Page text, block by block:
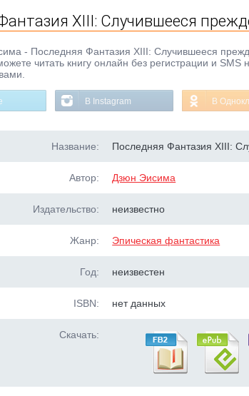
XIII: Случившееся
- Последняя Фантазия XIII: Случившееся
читать книгу онлайн без регистрации и SMS
В Instagram В
Название: Последняя Фантазия XIII:
Автор: Дзюн Эисима
Издательство: неизвестно
Жанр: Эпическая фантастика
Год: неизвестен
ISBN: нет данных
Скачать: